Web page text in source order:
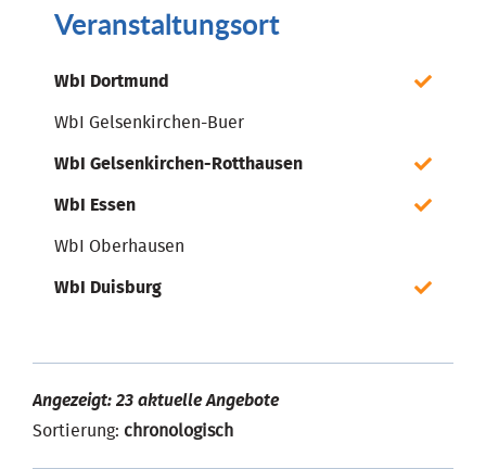
Veranstaltungsort
WbI Dortmund
WbI Gelsenkirchen-Buer
WbI Gelsenkirchen-Rotthausen
WbI Essen
WbI Oberhausen
WbI Duisburg
Angezeigt: 23 aktuelle Angebote
Sortierung: chronologisch